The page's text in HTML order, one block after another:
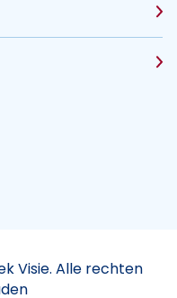
Visie. Alle rechten